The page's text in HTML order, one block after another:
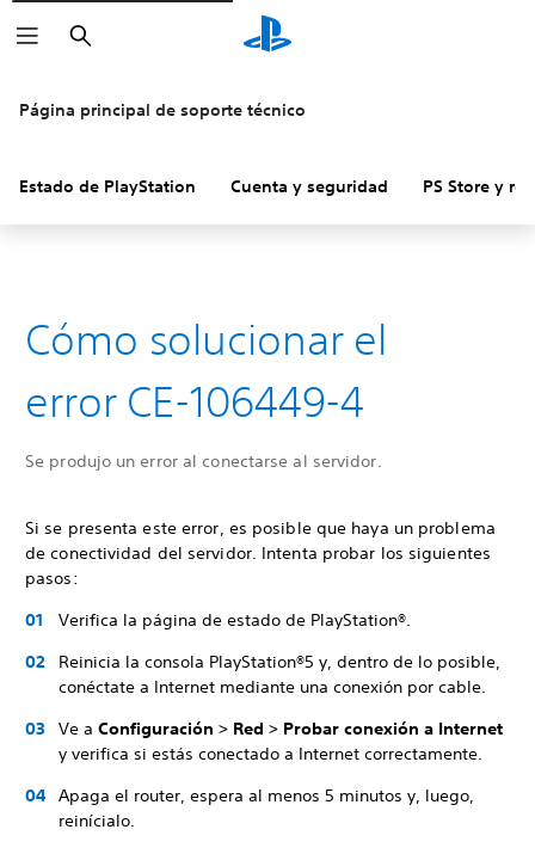
Buscar
Página principal de soporte técnico
Estado de PlayStation Cuenta y seguridad PS Store y
Cómo solucionar el
error CE-106449-4
Se produjo un error al conectarse al servidor.
Si se presenta este error, es posible que haya un problema
de conectividad del servidor. Intenta probar los siguientes
pasos:
Verifica la página de estado de PlayStation®.
Reinicia la consola PlayStation®5 y, dentro de lo posible,
conéctate a Internet mediante una conexión por cable.
Ve a Configuración > Red > Probar conexión a Internet
y verifica si estás conectado a Internet correctamente.
Apaga el router, espera al menos 5 minutos y, luego,
reinícialo.